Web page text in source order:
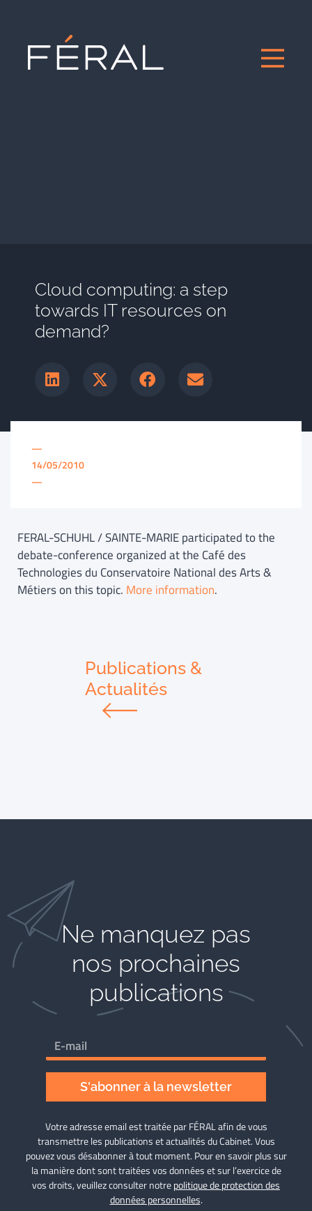
Cloud computing: a step
towards IT resources on
demand?
—
14/05/2010
—
FERAL-SCHUHL / SAINTE-MARIE participated to the
debate-conference organized at the Café des
Technologies du Conservatoire National des Arts &
Métiers on this topic. More information.
Publications &
Actualités
Ne manquez pas
nos prochaines
publications
S'abonner à la newsletter
Votre adresse email est traitée par FÉRAL afin de vous
transmettre les publications et actualités du Cabinet. Vous
pouvez vous désabonner à tout moment. Pour en savoir plus sur
la manière dont sont traitées vos données et sur l’exercice de
vos droits, veuillez consulter notrepolitique de protection des
données personnelles.